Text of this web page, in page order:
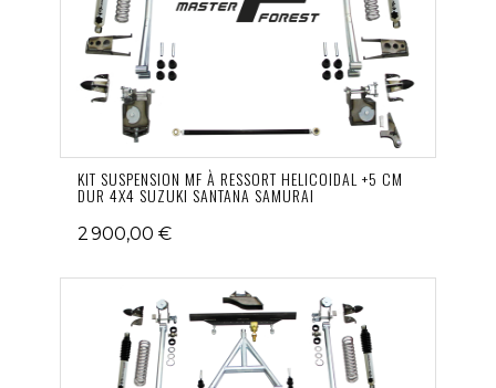
KIT SUSPENSION MF À RESSORT HELICOIDAL +5 CM
DUR 4X4 SUZUKI SANTANA SAMURAI
2 900,00 €